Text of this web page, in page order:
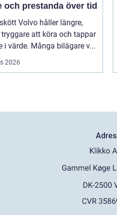
och prestanda över tid
Volvo håller längre,
att köra och tappar
i värde. Många bilägare v...
2026